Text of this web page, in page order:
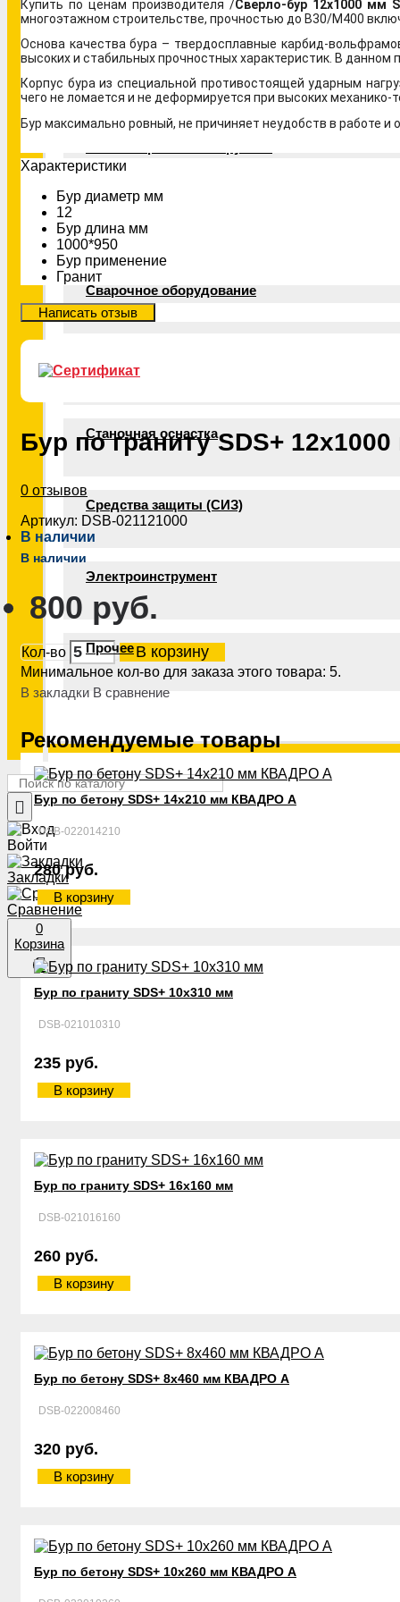
Ключи и биты
Шлифовальный инструмент
Сварочное оборудование
Расходные материалы
Станочная оснастка
Средства защиты (СИЗ)
Электроинструмент
Прочее
Войти
Закладки
Сравнение
0
Корзина
Купить по ценам производителя /Сверло-бур 12х1000 мм
многоэтажном строительстве, прочностью до В30/М400
Основа качества бура – твердосплавные карбид-
высоких и стабильных прочностных характеристик. В данном
Корпус бура из специальной противостоящей ударным
чего не ломается и не деформируется при высоких механико-
Бур максимально ровный, не причиняет неудобств в работе
Xарактеристики
Бур диаметр мм
12
Бур длина мм
1000*950
Бур применение
Гранит
Бур по граниту SDS+
0 отзывов
Артикул: DSB-021121000
В наличии
В наличии
800 руб.
Кол-во В корзину
Минимальное кол-во для заказа этого товара: 5.
В закладки В сравнение
Рекомендуемые товары
Бур по бетону SDS+ 14х210 мм КВАДРО А
DSB-022014210
280 руб.
В корзину
Бур по граниту SDS+ 10х310 мм
DSB-021010310
235 руб.
В корзину
Бур по граниту SDS+ 16х160 мм
DSB-021016160
260 руб.
В корзину
Бур по бетону SDS+ 8х460 мм КВАДРО А
DSB-022008460
320 руб.
В корзину
Бур по бетону SDS+ 10х260 мм КВАДРО А